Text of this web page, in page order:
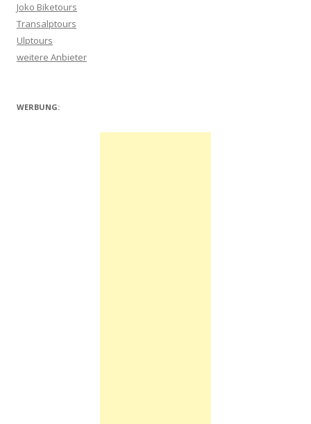
Joko Biketours
Transalptours
Ulptours
weitere Anbieter
WERBUNG: